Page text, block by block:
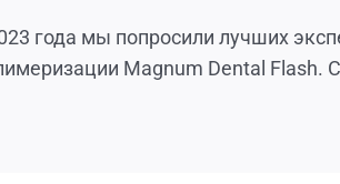
года мы попросили лучших
Magnum Dental Flash.